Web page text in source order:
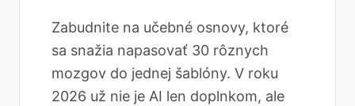
Zabudnite na učebné osnovy, ktoré
sa snažia napasovať 30 rôznych
mozgov do jednej šablóny. V roku
2026 už nie je AI len doplnkom, ale